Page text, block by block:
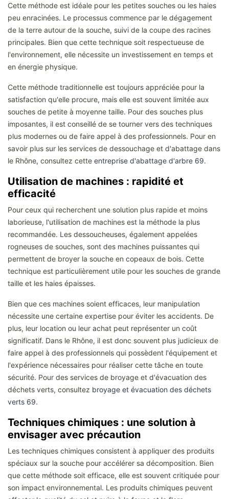
Cette méthode est idéale pour les petites souches ou les haies
peu enracinées. Le processus commence par le dégagement
de la terre autour de la souche, suivi de la coupe des racines
principales. Bien que cette technique soit respectueuse de
l'environnement, elle nécessite un investissement en temps et
en énergie physique.
Cette méthode traditionnelle est toujours appréciée pour la
satisfaction qu'elle procure, mais elle est souvent limitée aux
souches de petite à moyenne taille. Pour des souches plus
imposantes, il est conseillé de se tourner vers des techniques
plus modernes ou de faire appel à des professionnels. Pour en
savoir plus sur les services de dessouchage et d'abattage dans
le Rhône, consultez cette entreprise d'abattage d'arbre 69.
Utilisation de machines : rapidité et
efficacité
Pour ceux qui recherchent une solution plus rapide et moins
laborieuse, l'utilisation de machines est la méthode la plus
recommandée. Les dessoucheuses, également appelées
rogneuses de souches, sont des machines puissantes qui
permettent de broyer la souche en copeaux de bois. Cette
technique est particulièrement utile pour les souches de grande
taille et les haies épaisses.
Bien que ces machines soient efficaces, leur manipulation
nécessite une certaine expertise pour éviter les accidents. De
plus, leur location ou leur achat peut représenter un coût
significatif. Dans le Rhône, il est donc souvent plus judicieux de
faire appel à des professionnels qui possèdent l'équipement et
l'expérience nécessaires pour réaliser cette tâche en toute
sécurité. Pour des services de broyage et d'évacuation des
déchets verts, consultez broyage et évacuation des déchets
verts 69.
Techniques chimiques : une solution à
envisager avec précaution
Les techniques chimiques consistent à appliquer des produits
spéciaux sur la souche pour accélérer sa décomposition. Bien
que cette méthode soit efficace, elle est souvent critiquée pour
son impact environnemental. Les produits chimiques peuvent